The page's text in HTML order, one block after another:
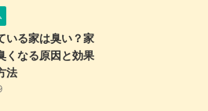
いる家は臭い？家
くなる原因と効果
法